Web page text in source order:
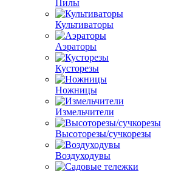
Пилы
Культиваторы
Аэраторы
Кусторезы
Ножницы
Измельчители
Высоторезы/сучкорезы
Воздуходувы